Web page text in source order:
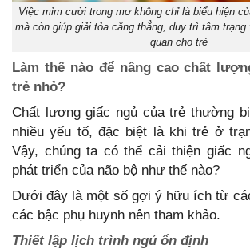
Việc mỉm cười trong mơ không chỉ là biểu hiện
mà còn giúp giải tỏa căng thẳng, duy trì tâm
quan cho trẻ
Làm thế nào để nâng cao chất
trẻ nhỏ?
Chất lượng giấc ngủ của trẻ thường
nhiều yếu tố, đặc biệt là khi trẻ ở
Vậy, chúng ta có thể cải thiện giấc
phát triển của não bộ như thế nào?
Dưới đây là một số gợi ý hữu ích từ
các bậc phụ huynh nên tham khảo.
Thiết lập lịch trình ngủ ổn định